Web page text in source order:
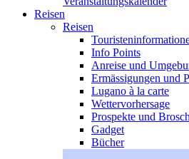
Reisen
Reisen
Info Points
Anreise und
Ermässigungen und
Lugano à la carte
Wettervorhersage
Prospekte und
Gadget
Bücher